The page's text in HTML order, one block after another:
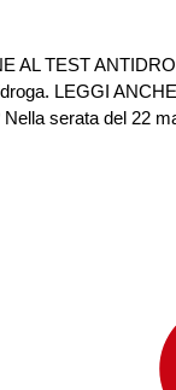
AL TEST
LEGGI
serata del 22